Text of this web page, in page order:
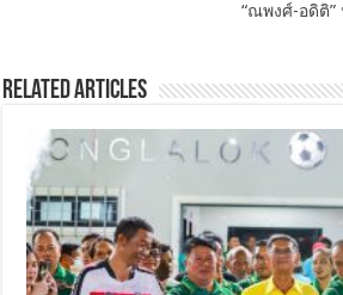
“ณพงศ์-อดิติ”
Related Articles